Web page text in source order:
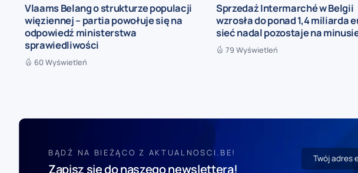
Vlaams Belang o strukturze populacji
więziennej – partia powołuje się na
odpowiedź ministerstwa
sprawiedliwości
60 Wyświetleń
Sprzedaż Intermarché w Belgii
wzrosła do ponad 1,4 miliarda
sieć nadal pozostaje na
79 Wyświetleń
BĄDŹ NA BIEŻĄCO Z AKTUALNOSCI.BE!
Zapisz się do naszego newslettera!